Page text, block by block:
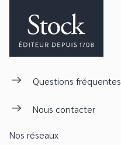
Questions fréquentes
Nous contacter
Nos réseaux